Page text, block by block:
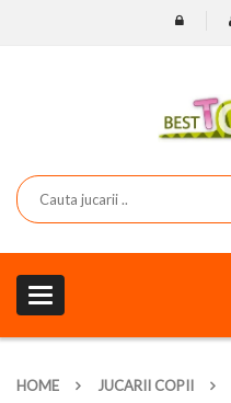
Toggle
navigation
HOME JUCARII COPII